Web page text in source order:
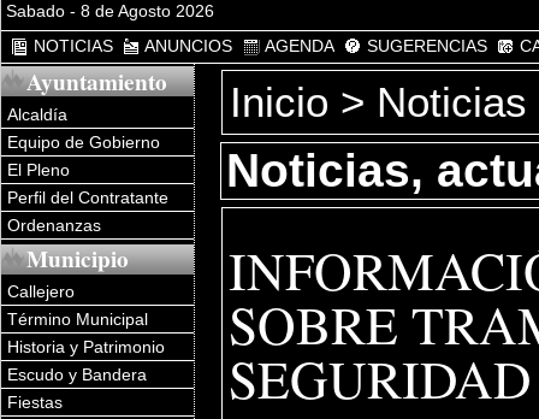
Sabado - 8 de Agosto 2026
NOTICIAS
ANUNCIOS AGENDA SUGERENCIAS
Ayuntamiento
Alcaldía
Equipo de Gobierno
El Pleno
Perfil del Contratante
Ordenanzas
Municipio
Callejero
Término Municipal
Historia y Patrimonio
Escudo y Bandera
Fiestas
Inicio > Noticias
Noticias,
SOBRE